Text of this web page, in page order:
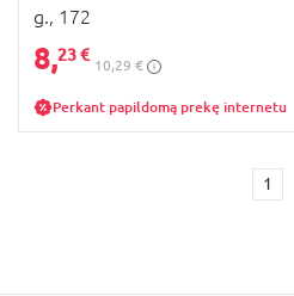
g., 172
8,23 €
10,29 €
Perkant papildomą prekę internetu
1